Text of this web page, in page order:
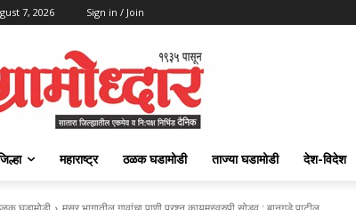
7, 2026 Sign in / Join
महाराष्ट्र ठळक घडामोडी ताज्या घडामोडी देश-विदेश